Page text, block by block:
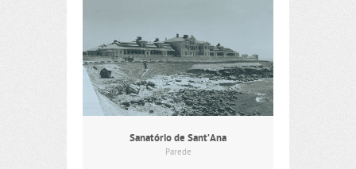
Sanatório de Sant’Ana
Parede